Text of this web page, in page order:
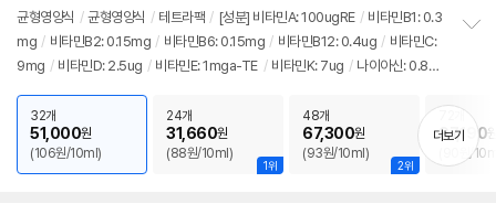
점
리
뷰
균형영양식 / 균형영양식 / 테트라팩 / [성분] 비타민A: 100ugRE / 비타민B1: 0.3
mg / 비타민B2: 0.15mg / 비타민B6: 0.15mg / 비타민B12: 0.4ug / 비타민C:
9mg / 비타민D: 2.5ug / 비타민E: 1mga-TE / 비타민K: 7ug / 나이아신: 0.8m
15mg
구리: 0.1mg 철분: 1mg
칼륨:
90mg
기
32개
51,000원
(106원/10ml)
1위
24개
31,660원
(88원/10ml)
2위
48개
67,300원
(93원/10ml)
97,190
(90원/
더보기